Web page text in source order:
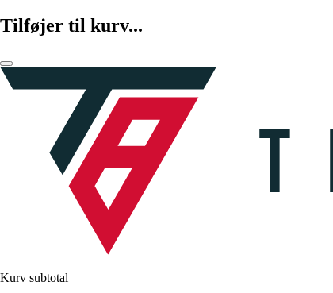
Tilføjer til kurv...
Kurv subtotal